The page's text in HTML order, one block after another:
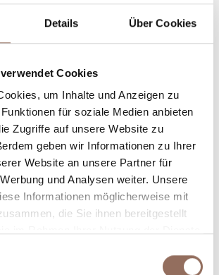
Details Über Cookies
Cookies
um Inhalte und Anzeigen zu
für soziale Medien anbieten
Zugriffe auf unsere Website zu
geben wir Informationen zu Ihrer
Website an unsere Partner für
und Analysen weiter. Unsere
Informationen möglicherweise mit
die Sie ihnen bereitgestellt